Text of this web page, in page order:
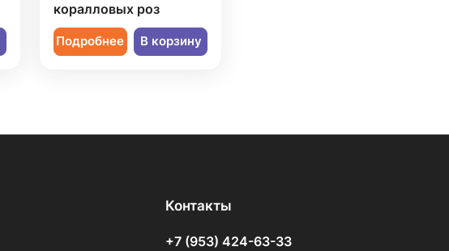
коралловых роз
Подробнее В корзину
Контакты
+7 (953) 424-63-33